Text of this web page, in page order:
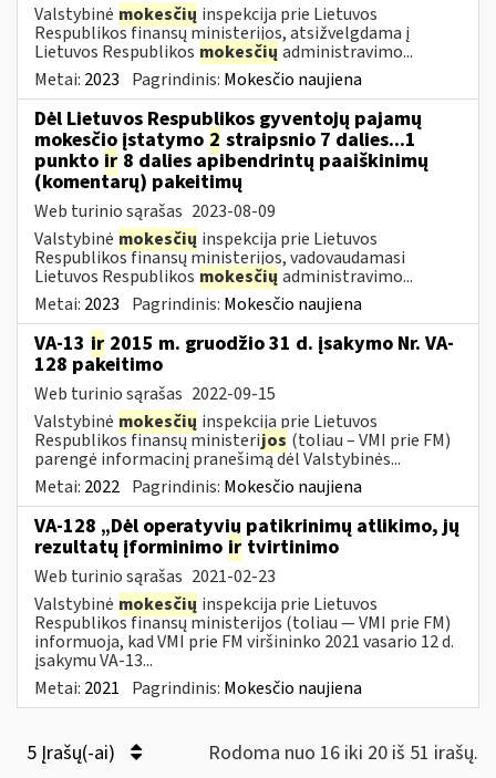
Valstybinė mokesčių inspekcija prie Lietuvos
Respublikos finansų ministerijos, atsižvelgdama į
Lietuvos Respublikos mokesčių administravimo...
Metai: 2023 Pagrindinis: Mokesčio naujiena
Dėl Lietuvos Respublikos gyventojų pajamų
mokesčio įstatymo 2 straipsnio 7 dalies...1
punkto ir 8 dalies apibendrintų paaiškinimų
(komentarų) pakeitimų
Web turinio sąrašas 2023-08-09
Valstybinė mokesčių inspekcija prie Lietuvos
Respublikos finansų ministerijos, vadovaudamasi
Lietuvos Respublikos mokesčių administravimo...
Metai: 2023 Pagrindinis: Mokesčio naujiena
VA-13 ir 2015 m. gruodžio 31 d. įsakymo Nr. VA-
128 pakeitimo
Web turinio sąrašas 2022-09-15
Valstybinė mokesčių inspekcija prie Lietuvos
Respublikos finansų ministerijos (toliau – VMI prie FM)
parengė informacinį pranešimą dėl Valstybinės...
Metai: 2022 Pagrindinis: Mokesčio naujiena
VA-128 „Dėl operatyvių patikrinimų atlikimo, jų
rezultatų įforminimo ir tvirtinimo
Web turinio sąrašas 2021-02-23
Valstybinė mokesčių inspekcija prie Lietuvos
Respublikos finansų ministerijos (toliau ― VMI prie FM)
informuoja, kad VMI prie FM viršininko 2021 vasario 12 d.
įsakymu VA-13...
Metai: 2021 Pagrindinis: Mokesčio naujiena
5 Įrašų(-ai) Rodoma nuo 16 iki 20 iš 51 irašų.